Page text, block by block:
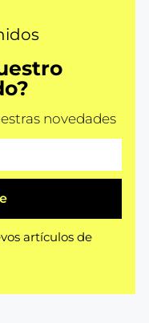
novedades
artículos de